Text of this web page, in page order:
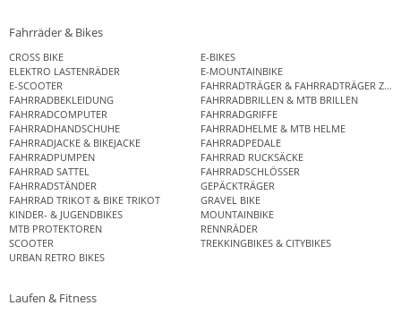
Fahrräder & Bikes
CROSS BIKE
E-BIKES
ELEKTRO LASTENRÄDER
E-MOUNTAINBIKE
E-SCOOTER
FAHRRADTRÄGER & FAHRRADTRÄGER
FAHRRADBEKLEIDUNG
FAHRRADBRILLEN & MTB BRILLEN
FAHRRADCOMPUTER
FAHRRADGRIFFE
FAHRRADHANDSCHUHE
FAHRRADHELME & MTB HELME
FAHRRADJACKE & BIKEJACKE
FAHRRADPEDALE
FAHRRADPUMPEN
FAHRRAD RUCKSÄCKE
FAHRRAD SATTEL
FAHRRADSCHLÖSSER
FAHRRADSTÄNDER
GEPÄCKTRÄGER
FAHRRAD TRIKOT & BIKE TRIKOT
GRAVEL BIKE
KINDER- & JUGENDBIKES
MOUNTAINBIKE
MTB PROTEKTOREN
RENNRÄDER
SCOOTER
TREKKINGBIKES & CITYBIKES
URBAN RETRO BIKES
Laufen & Fitness